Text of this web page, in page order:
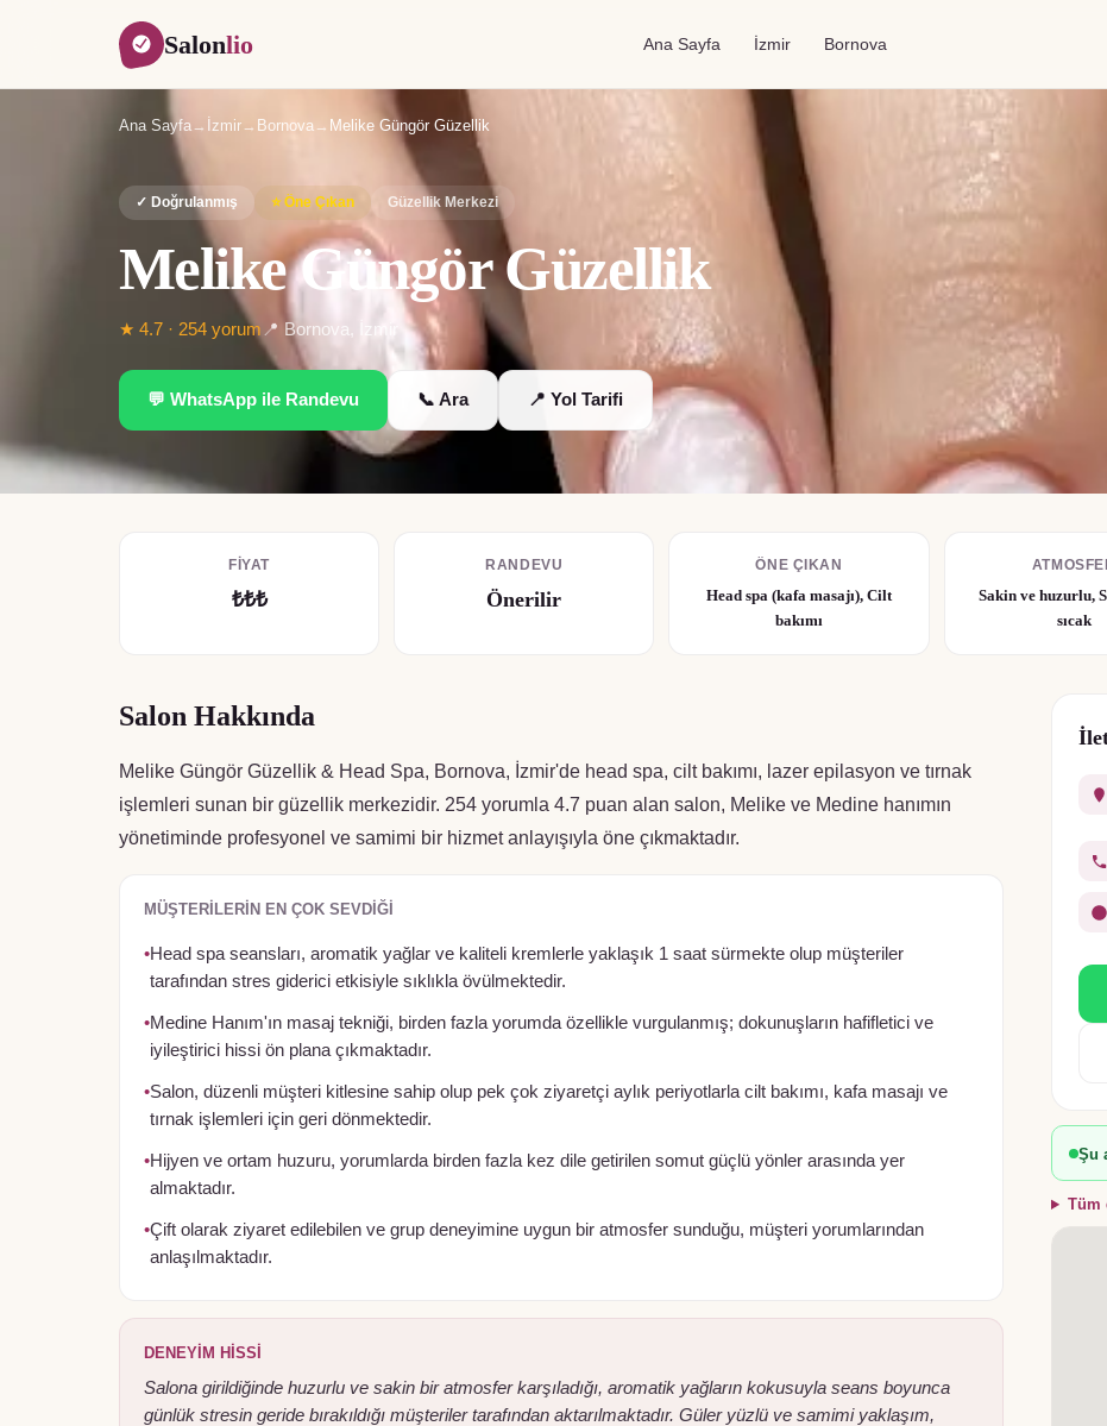
Salonlio Ana Sayfa İzmir Bornova
Ana Sayfa → İzmir → Bornova→ Melike Güngör Güzellik
✓ Doğrulanmış ⭐ Öne Çıkan Güzellik Merkezi
Melike Güngör Güzellik
★ 4.7 · 254 yorum 📍 Bornova İzmir
💬 WhatsApp ile Randevu 📞 Ara 📍 Yol Tarifi
FIYAT
₺₺₺
RANDEVU
Önerilir
ÖNE ÇIKAN
Head spa (kafa masajı), Cilt
bakımı
Sakin ve huzurlu,
sıcak
Salon Hakkında
Melike Güngör Güzellik & Head Spa, Bornova, İzmir'de head spa, cilt bakımı, lazer epilasyon ve tırnak
işlemleri sunan bir güzellik merkezidir. 254 yorumla 4.7 puan alan salon, Melike ve Medine hanımın
yönetiminde profesyonel ve samimi bir hizmet anlayışıyla öne çıkmaktadır.
MÜŞTERILERIN EN ÇOK SEVDIĞI
•Head spa seansları, aromatik yağlar ve kaliteli kremlerle yaklaşık 1 saat sürmekte olup müşteriler
tarafından stres giderici etkisiyle sıklıkla övülmektedir.
•Medine Hanım'ın masaj tekniği, birden fazla yorumda özellikle vurgulanmış; dokunuşların hafifletici ve
iyileştirici hissi ön plana çıkmaktadır.
•Salon, düzenli müşteri kitlesine sahip olup pek çok ziyaretçi aylık periyotlarla cilt bakımı, kafa masajı ve
tırnak işlemleri için geri dönmektedir.
•Hijyen ve ortam huzuru, yorumlarda birden fazla kez dile getirilen somut güçlü yönler arasında yer
almaktadır.
•Çift olarak ziyaret edilebilen ve grup deneyimine uygun bir atmosfer sunduğu, müşteri yorumlarından
anlaşılmaktadır.
DENEYIM HISSI
Salona girildiğinde huzurlu ve sakin bir atmosfer karşıladığı, aromatik yağların kokusuyla seans boyunca
günlük stresin geride bırakıldığı müşteriler tarafından aktarılmaktadır. Güler yüzlü ve samimi yaklaşım,
Şu
Tüm